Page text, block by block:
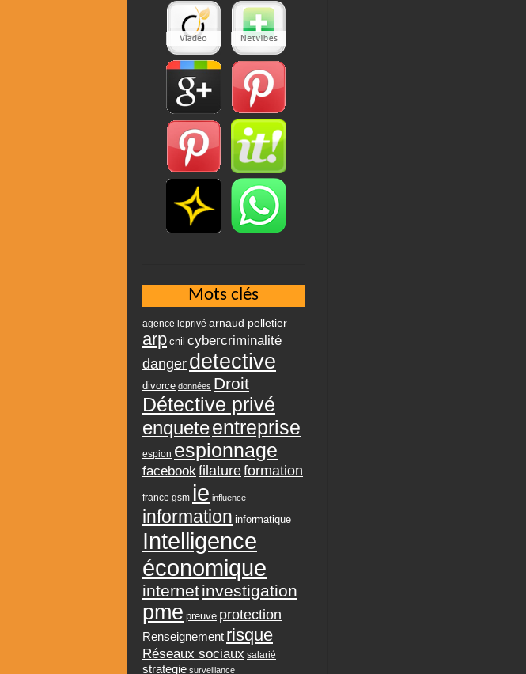
Mots clés
agence leprivé arnaud pelletier
arp cnil cybercriminalité
danger detective
divorce données Droit
Détective privé
enqueteentreprise
espion espionnage
facebookfilatureformation
france gsm ie influence
information informatique
Intelligence
économique
internetinvestigation
pme preuve protection
Renseignement risque
Réseaux sociaux salarié
strategie surveillance